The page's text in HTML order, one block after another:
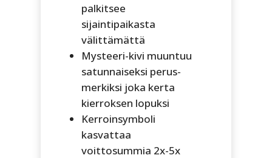
palkitsee
sijaintipaikasta
välittämättä
Mysteeri-kivi muuntuu
satunnaiseksi perus-
merkiksi joka kerta
kierroksen lopuksi
Kerroinsymboli
kasvattaa
voittosummia 2x-5x